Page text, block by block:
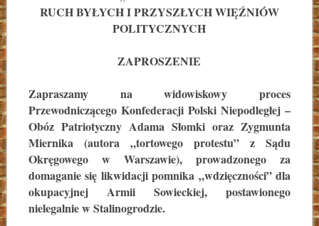
RUCH BYŁYCH I PRZYSZŁYCH WIĘŹNIÓW
POLITYCZNYCH
ZAPROSZENIE
Zapraszamy na widowiskowy proces
Przewodniczącego Konfederacji Polski Niepodległej –
Obóz Patriotyczny Adama Słomki oraz Zygmunta
Miernika (autora „tortowego protestu” z Sądu
Okręgowego w Warszawie), prowadzonego za
domaganie się likwidacji pomnika „wdzięczności” dla
okupacyjnej Armii Sowieckiej, postawionego
nielegalnie w Stalinogrodzie.